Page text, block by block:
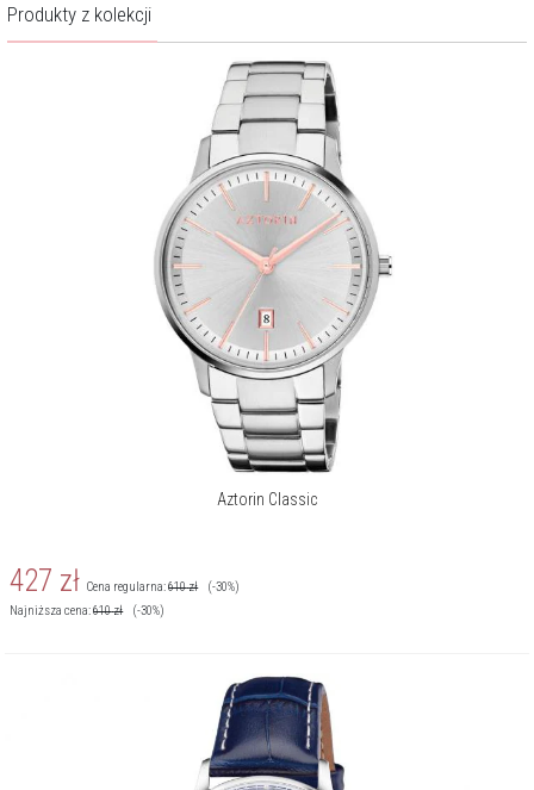
Produkty z kolekcji
Aztorin Classic
427 zł Cena regularna:610zł
(-30%)
Najniższa cena:610zł (-30%)